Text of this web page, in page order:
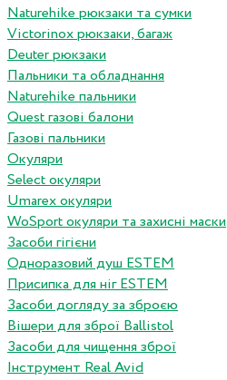
Naturehike рюкзаки та сумки
Victorinox рюкзаки, багаж
Deuter рюкзаки
Пальники та обладнання
Naturehike пальники
Quest газові балони
Газові пальники
Окуляри
Select окуляри
Umarex окуляри
WoSport окуляри та захисні маски
Засоби гігієни
Одноразовий душ ESTEM
Присипка для ніг ESTEM
Засоби догляду за зброєю
Вішери для зброї Ballistol
Засоби для чищення зброї
Інструмент Real Avid